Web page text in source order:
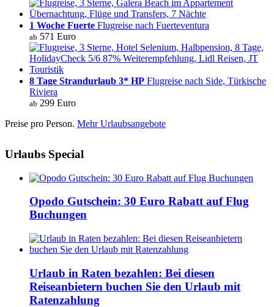
1 Woche Fuerte Flugreise nach Fuerteventura
ab 571 Euro
8 Tage Strandurlaub 3* HP Flugreise nach Side, Türkische
Riviera
ab 299 Euro
Preise pro Person. Mehr Urlaubsangebote
Urlaubs Special
Opodo Gutschein: 30 Euro Rabatt auf Flug
Buchungen
Urlaub in Raten bezahlen: Bei diesen
Reiseanbietern buchen Sie den Urlaub mit
Ratenzahlung